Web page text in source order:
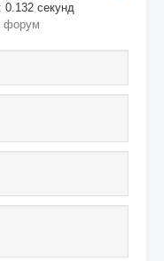
0.132 секунд
форум